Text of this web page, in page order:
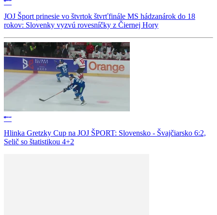
JOJ Šport prinesie vo štvrtok štvrťfinále MS hádzanárok do 18
rokov: Slovenky vyzvú rovesníčky z Čiernej Hory
Hlinka Gretzky Cup na JOJ ŠPORT: Slovensko - Švajčiarsko 6:2,
Selič so štatistikou 4+2